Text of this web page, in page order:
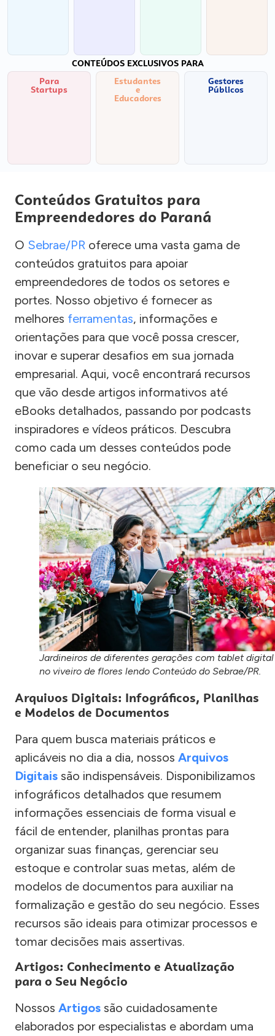
CONTEÚDOS EXCLUSIVOS PARA
Para
Startups
Estudantes
e
Educadores
Gestores
Públicos
Conteúdos Gratuitos para
Empreendedores do Paraná
O Sebrae/PR oferece uma vasta gama de
conteúdos gratuitos para apoiar
empreendedores de todos os setores e
portes. Nosso objetivo é fornecer as
melhores ferramentas, informações e
orientações para que você possa crescer,
inovar e superar desafios em sua jornada
empresarial. Aqui, você encontrará recursos
que vão desde artigos informativos até
eBooks detalhados, passando por podcasts
inspiradores e vídeos práticos. Descubra
como cada um desses conteúdos pode
beneficiar o seu negócio.
Jardineiros de diferentes gerações com tablet digital
no viveiro de flores lendo Conteúdo do Sebrae/PR.
Arquivos Digitais: Infográficos, Planilhas
e Modelos de Documentos
Para quem busca materiais práticos e
aplicáveis no dia a dia, nossos Arquivos
Digitais são indispensáveis. Disponibilizamos
infográficos detalhados que resumem
informações essenciais de forma visual e
fácil de entender, planilhas prontas para
organizar suas finanças, gerenciar seu
estoque e controlar suas metas, além de
modelos de documentos para auxiliar na
formalização e gestão do seu negócio. Esses
recursos são ideais para otimizar processos e
tomar decisões mais assertivas.
Artigos: Conhecimento e Atualização
para o Seu Negócio
Nossos Artigos são cuidadosamente
elaborados por especialistas e abordam uma